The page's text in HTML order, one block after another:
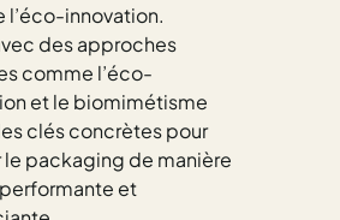
l’éco-innovation.
des approches
comme l’éco-
et le biomimétisme
clés concrètes pour
le packaging de manière
et